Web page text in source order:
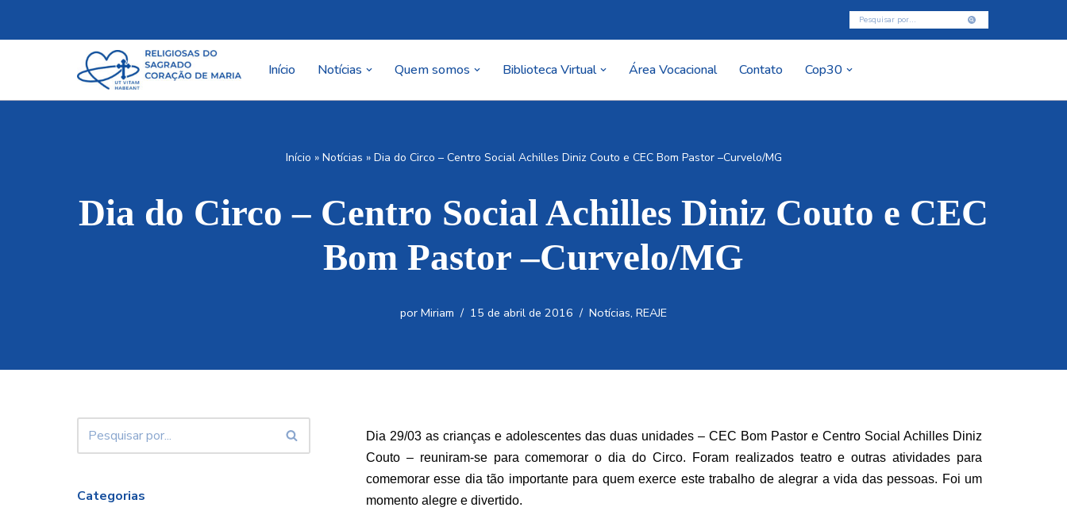
Pular
Início Notícias Quem somos Biblioteca Virtual Área Vocacional Contato Cop30
Início » Notícias » Dia do Circo – Centro Social Achilles Diniz Couto e CEC Bom Pastor –Curvelo/MG
Dia do Circo – Centro Social Achilles Diniz Couto e CEC
Bom Pastor –Curvelo/MG
por Miriam 15 de abril de 2016 Notícias, REAJE
Categorias
Dia 29/03 as crianças e adolescentes das duas unidades – CEC Bom Pastor e Centro Social Achilles Diniz
Couto – reuniram-se para comemorar o dia do Circo. Foram realizados teatro e outras atividades para
comemorar esse dia tão importante para quem exerce este trabalho de alegrar a vida das pessoas. Foi um
momento alegre e divertido.